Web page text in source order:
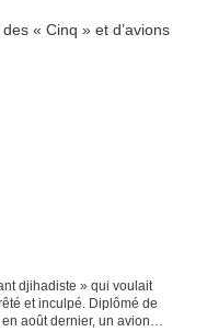
djihadiste » qui voulait
et inculpé. Diplômé de
août dernier, un avion